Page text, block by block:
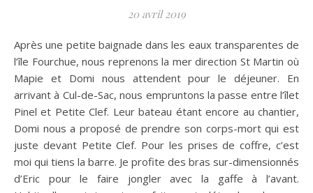
20 avril 2019
Après une petite baignade dans les eaux transparentes de
l’île Fourchue, nous reprenons la mer direction St Martin où
Mapie et Domi nous attendent pour le déjeuner. En
arrivant à Cul-de-Sac, nous empruntons la passe entre l’îlet
Pinel et Petite Clef. Leur bateau étant encore au chantier,
Domi nous a proposé de prendre son corps-mort qui est
juste devant Petite Clef. Pour les prises de coffre, c’est
moi qui tiens la barre. Je profite des bras sur-dimensionnés
d’Eric pour le faire jongler avec la gaffe à l’avant.